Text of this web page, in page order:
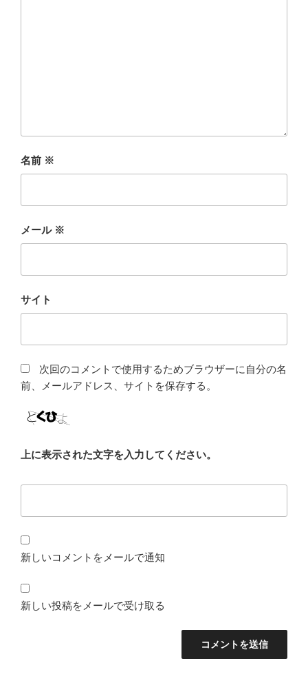
名前 ※
メール ※
サイト
次回のコメントで使用するためブラウザーに自分の名
前、メールアドレス、サイトを保存する。
上に表示された文字を入力してください。
新しいコメントをメールで通知
新しい投稿をメールで受け取る